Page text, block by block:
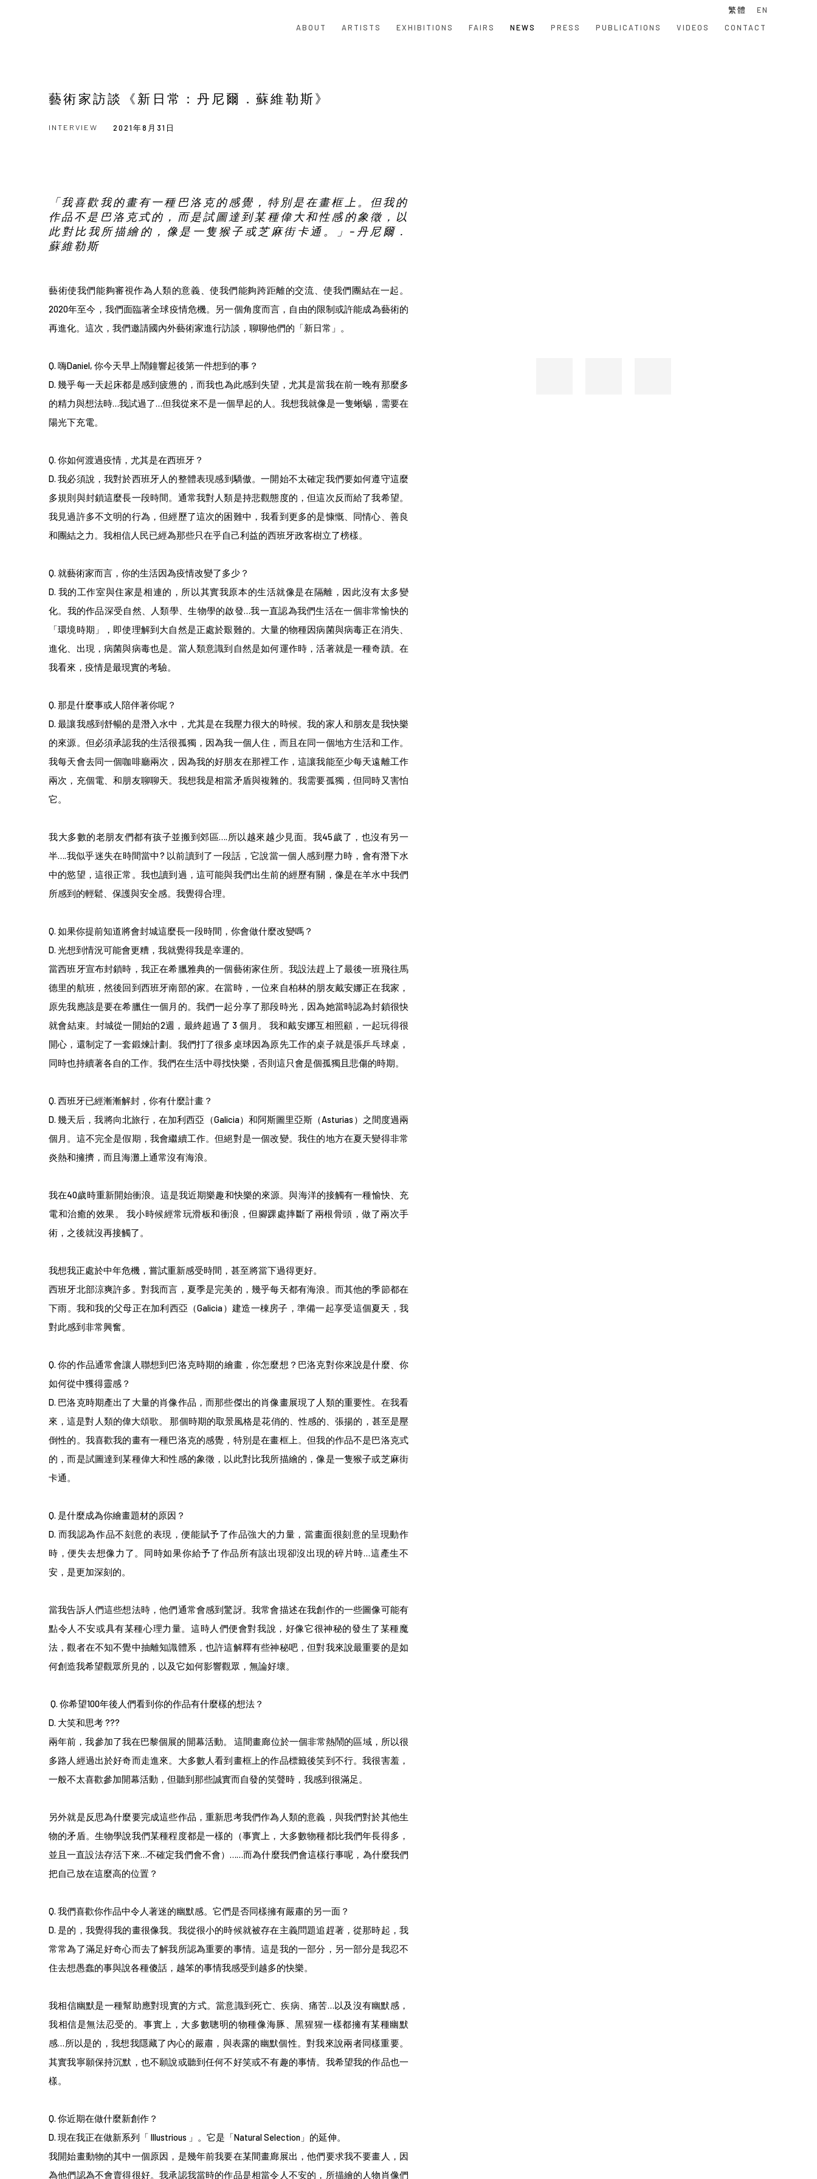
ABOUT ARTISTS EXHIBITIONS FAIRS NEWS PRESS PUBLICATIONS VIDEOS CONTACT
繁體 EN
藝術家訪談《新日常：丹尼爾．蘇維勒斯》
INTERVIEW 2021年8月31日
「我喜歡我的畫有一種巴洛克的感覺，特別是在畫框上。但我的
作品不是巴洛克式的，而是試圖達到某種偉大和性感的象徵，以
此對比我所描繪的，像是一隻猴子或芝麻街卡通。」–丹尼爾．
蘇維勒斯
藝術使我們能夠審視作為人類的意義、使我們能夠跨距離的交流、使我們團結在一起。
2020年至今，我們面臨著全球疫情危機。另一個角度而言，自由的限制或許能成為藝術的
再進化。這次，我們邀請國內外藝術家進行訪談，聊聊他們的「新日常」。
Q. 嗨Daniel, 你今天早上鬧鐘響起後第一件想到的事？
D.幾乎每一天起床都是感到疲憊的，而我也為此感到失望，尤其是當我在前一晚有那麼多
的精力與想法時…我試過了…但我從來不是一個早起的人。我想我就像是一隻蜥蜴，需要在
陽光下充電。
Q. 你如何渡過疫情，尤其是在西班牙？
D.我必須說，我對於西班牙人的整體表現感到驕傲。一開始不太確定我們要如何遵守這麼
多規則與封鎖這麼長一段時間。通常我對人類是持悲觀態度的，但這次反而給了我希望。
我見過許多不文明的行為，但經歷了這次的困難中，我看到更多的是慷慨、同情心、善良
和團結之力。我相信人民已經為那些只在乎自己利益的西班牙政客樹立了榜樣。
Q. 就藝術家而言，你的生活因為疫情改變了多少？
D. 我的工作室與住家是相連的，所以其實我原本的生活就像是在隔離，因此沒有太多變
化。我的作品深受自然、人類學、生物學的啟發…我一直認為我們生活在一個非常愉快的
「環境時期」，即使理解到大自然是正處於艱難的。大量的物種因病菌與病毒正在消失、
進化、出現，病菌與病毒也是。當人類意識到自然是如何運作時，活著就是一種奇蹟。在
我看來，疫情是最現實的考驗。
Q. 那是什麼事或人陪伴著你呢？
D.最讓我感到舒暢的是潛入水中，尤其是在我壓力很大的時候。我的家人和朋友是我快樂
的來源。但必須承認我的生活很孤獨，因為我一個人住，而且在同一個地方生活和工作。
我每天會去同一個咖啡廳兩次，因為我的好朋友在那裡工作，這讓我能至少每天遠離工作
兩次，充個電、和朋友聊聊天。我想我是相當矛盾與複雜的。我需要孤獨，但同時又害怕
它。
我大多數的老朋友們都有孩子並搬到郊區….所以越來越少見面。我45歲了，也沒有另一
半….我似乎迷失在時間當中? 以前讀到了一段話，它說當一個人感到壓力時，會有潛下水
中的慾望，這很正常。我也讀到過，這可能與我們出生前的經歷有關，像是在羊水中我們
所感到的輕鬆、保護與安全感。我覺得合理。
Q. 如果你提前知道將會封城這麼長一段時間，你會做什麼改變嗎？
D. 光想到情況可能會更糟，我就覺得我是幸運的。
當西班牙宣布封鎖時，我正在希臘雅典的一個藝術家住所。我設法趕上了最後一班飛往馬
德里的航班，然後回到西班牙南部的家。在當時，一位來自柏林的朋友戴安娜正在我家，
原先我應該是要在希臘住一個月的。我們一起分享了那段時光，因為她當時認為封鎖很快
就會結束。封城從一開始的2週，最終超過了 3 個月。 我和戴安娜互相照顧，一起玩得很
開心，還制定了一套鍛煉計劃。我們打了很多桌球因為原先工作的桌子就是張乒乓球桌，
同時也持續著各自的工作。我們在生活中尋找快樂，否則這只會是個孤獨且悲傷的時期。
Q. 西班牙已經漸漸解封，你有什麼計畫？
D. 幾天后，我將向北旅行，在加利西亞（Galicia）和阿斯圖里亞斯（Asturias）之間度過兩
個月。這不完全是假期，我會繼續工作。但絕對是一個改變。我住的地方在夏天變得非常
炎熱和擁擠，而且海灘上通常沒有海浪。
我在40歲時重新開始衝浪。這是我近期樂趣和快樂的來源。與海洋的接觸有一種愉快、充
電和治癒的效果。 我小時候經常玩滑板和衝浪，但腳踝處摔斷了兩根骨頭，做了兩次手
術，之後就沒再接觸了。
我想我正處於中年危機，嘗試重新感受時間，甚至將當下過得更好。
西班牙北部涼爽許多。對我而言，夏季是完美的，幾乎每天都有海浪。而其他的季節都在
下雨。我和我的父母正在加利西亞（Galicia）建造一棟房子，準備一起享受這個夏天，我
對此感到非常興奮。
Q.你的作品通常會讓人聯想到巴洛克時期的繪畫，你怎麼想？巴洛克對你來說是什麼、你
如何從中獲得靈感 ？
D. 巴洛克時期產出了大量的肖像作品，而那些傑出的肖像畫展現了人類的重要性。在我看
來，這是對人類的偉大頌歌。 那個時期的取景風格是花俏的、性感的、張揚的，甚至是壓
倒性的。我喜歡我的畫有一種巴洛克的感覺，特別是在畫框上。但我的作品不是巴洛克式
的，而是試圖達到某種偉大和性感的象徵，以此對比我所描繪的，像是一隻猴子或芝麻街
卡通。
Q. 是什麼成為你繪畫題材的原因？
D. 而我認為作品不刻意的表現，便能賦予了作品強大的力量，當畫面很刻意的呈現動作
時，便失去想像力了。同時如果你給予了作品所有該出現卻沒出現的碎片時…這產生不
安，是更加深刻的。
當我告訴人們這些想法時，他們通常會感到驚訝。我常會描述在我創作的一些圖像可能有
點令人不安或具有某種心理力量。這時人們便會對我說，好像它很神秘的發生了某種魔
法，觀者在不知不覺中抽離知識體系，也許這解釋有些神秘吧，但對我來說最重要的是如
何創造我希望觀眾所見的，以及它如何影響觀眾，無論好壞。
Q. 你希望100年後人們看到你的作品有什麼樣的想法？
D. 大笑和思考 ???
兩年前，我參加了我在巴黎個展的開幕活動。 這間畫廊位於一個非常熱鬧的區域，所以很
多路人經過出於好奇而走進來。大多數人看到畫框上的作品標籤後笑到不行。我很害羞，
一般不太喜歡參加開幕活動，但聽到那些誠實而自發的笑聲時，我感到很滿足。
另外就是反思為什麼要完成這些作品，重新思考我們作為人類的意義，與我們對於其他生
物的矛盾。生物學說我們某種程度都是一樣的（事實上，大多數物種都比我們年長得多，
並且一直設法存活下來…不確定我們會不會）……而為什麼我們會這樣行事呢，為什麼我們
把自己放在這麼高的位置？
Q. 我們喜歡你作品中令人著迷的幽默感。它們是否同樣擁有嚴肅的另一面？
D. 是的，我覺得我的畫很像我。我從很小的時候就被存在主義問題追趕著，從那時起，我
常常為了滿足好奇心而去了解我所認為重要的事情。這是我的一部分，另一部分是我忍不
住去想愚蠢的事與說各種傻話，越笨的事情我感受到越多的快樂。
我相信幽默是一種幫助應對現實的方式。當意識到死亡、疾病、痛苦…以及沒有幽默感，
我相信是無法忍受的。事實上，大多數聰明的物種像海豚、黑猩猩一樣都擁有某種幽默
感…所以是的，我想我隱藏了內心的嚴肅，與表露的幽默個性。對我來說兩者同樣重要。
其實我寧願保持沉默，也不願說或聽到任何不好笑或不有趣的事情。我希望我的作品也一
樣。
Q. 你近期在做什麼新創作？
D. 現在我正在做新系列「 Illustrious 」。它是「Natural Selection」的延伸。
我開始畫動物的其中一個原因，是幾年前我要在某間畫廊展出，他們要求我不要畫人，因
為他們認為不會賣得很好。我承認我當時的作品是相當令人不安的，所描繪的人物肖像們